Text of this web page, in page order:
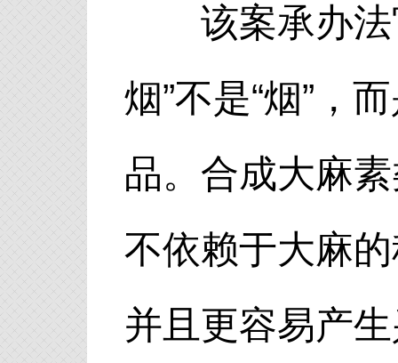
该案承办法
烟”不是“烟”，
品。合成大麻
不依赖于大麻
并且更容易产